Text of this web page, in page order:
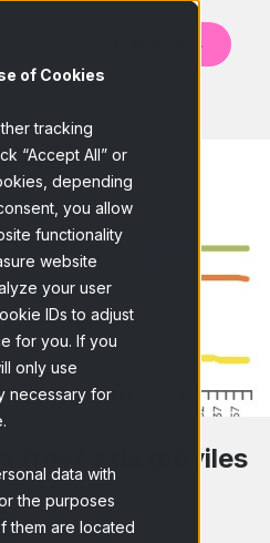
of Cookies
tracking
“Accept All” or
depending
you allow
functionality
website
your user
IDs to adjust
for you. If you
only use
necessary for
data with
the purposes
them are located
Contáctanos
través de móviles